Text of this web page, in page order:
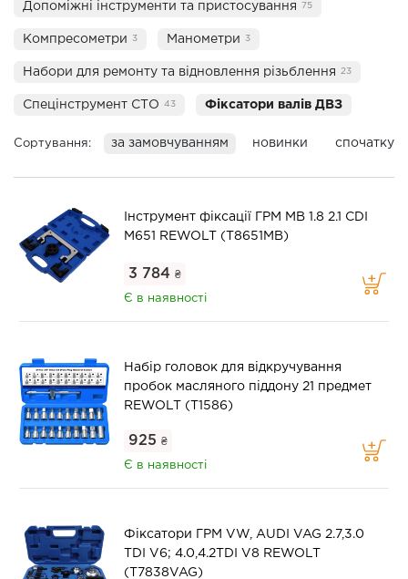
Допоміжні інструменти та пристосування 75
Компресометри 3 Манометри 3
Набори для ремонту та відновлення різьблення 23
Спецінструмент СТО 43 Фіксатори валів ДВЗ
Сортування: за замовчуванням новинки спочатку
Інструмент фіксації ГРМ MB 1.8 2.1 CDI
M651 REWOLT (T8651MB)
3 784 ₴
Є в наявності
Набір головок для відкручування
пробок масляного піддону 21 предмет
REWOLT (T1586)
925 ₴
Є в наявності
Фіксатори ГРМ VW, AUDI VAG 2.7,3.0
TDI V6; 4.0,4.2TDI V8 REWOLT
(T7838VAG)